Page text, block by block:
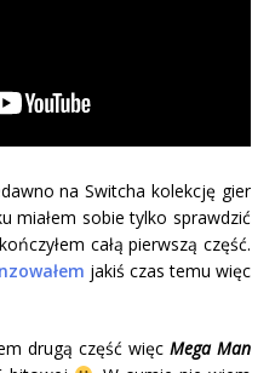
na Switcha kolekcję gier
miałem sobie tylko sprawdzić
całą pierwszą część.
jakiś czas temu więc
drugą część więc Mega Man